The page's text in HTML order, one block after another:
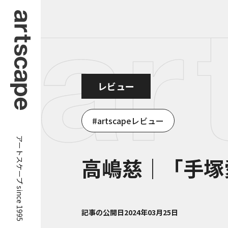
アートスケープ since 1995
レビュー
artscapeレビュー
高嶋慈｜「手
記事の公開日2024年03月25日